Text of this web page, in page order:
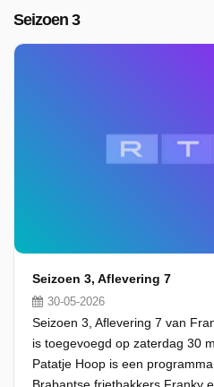
Seizoen 3
Seizoen 3, Aflevering 7
30-05-2026
Seizoen 3, Aflevering 7 van
is toegevoegd op zaterdag 30
Patatje Hoop is een